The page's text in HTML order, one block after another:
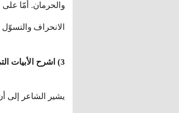
والحرمان. أمّا
الانحراف
3) اشرح الأبيات التي تشير إلى فضل الدفء العائلي في القضاء على التشرد.
يشير الشاعر إلى